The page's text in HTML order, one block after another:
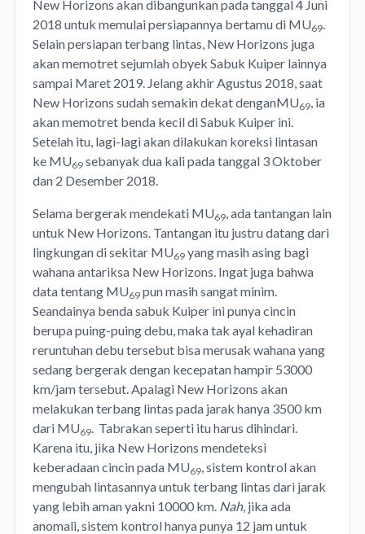
New Horizons akan dibangunkan pada tanggal 4 Juni
2018 untuk memulai persiapannya bertamu di MU69.
Selain persiapan terbang lintas, New Horizons juga
akan memotret sejumlah obyek Sabuk Kuiper lainnya
sampai Maret 2019. Jelang akhir Agustus 2018, saat
New Horizons sudah semakin dekat denganMU69, ia
akan memotret benda kecil di Sabuk Kuiper ini.
Setelah itu, lagi-lagi akan dilakukan koreksi lintasan
ke MU69 sebanyak dua kali pada tanggal 3 Oktober
dan 2 Desember 2018.
Selama bergerak mendekati MU69, ada tantangan lain
untuk New Horizons. Tantangan itu justru datang dari
lingkungan di sekitar MU69 yang masih asing bagi
wahana antariksa New Horizons. Ingat juga bahwa
data tentang MU69 pun masih sangat minim.
Seandainya benda sabuk Kuiper ini punya cincin
berupa puing-puing debu, maka tak ayal kehadiran
reruntuhan debu tersebut bisa merusak wahana yang
sedang bergerak dengan kecepatan hampir 53000
km/jam tersebut. Apalagi New Horizons akan
melakukan terbang lintas pada jarak hanya 3500 km
dari MU69. Tabrakan seperti itu harus dihindari.
Karena itu, jika New Horizons mendeteksi
keberadaan cincin pada MU69, sistem kontrol akan
mengubah lintasannya untuk terbang lintas dari jarak
yang lebih aman yakni 10000 km. Nah, jika ada
anomali, sistem kontrol hanya punya 12 jam untuk